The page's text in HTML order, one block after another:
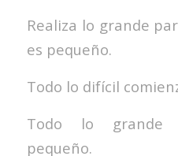
Realiza lo grande
es pequeño.
Todo lo difícil
Todo lo grande
pequeño.